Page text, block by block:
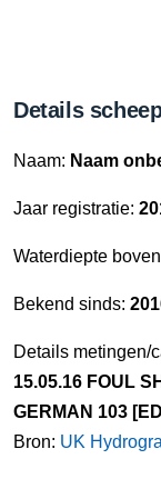
Details
Naam: Naam
Jaar registratie:
Waterdiepte
Bekend sinds:
Details metingen/
15.05.16 FOUL
GERMAN 103
Bron: UK